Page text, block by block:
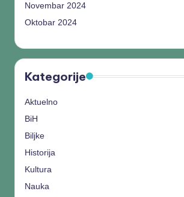
Novembar 2024
Oktobar 2024
Kategorije
Aktuelno
BiH
Biljke
Historija
Kultura
Nauka